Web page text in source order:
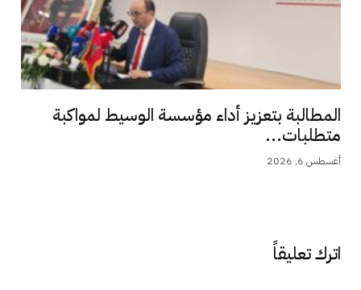
المطالبة بتعزيز أداء مؤسسة الوسيط لمواكبة
متطلبات...
أغسطس 6, 2026
اترك تعليقاً